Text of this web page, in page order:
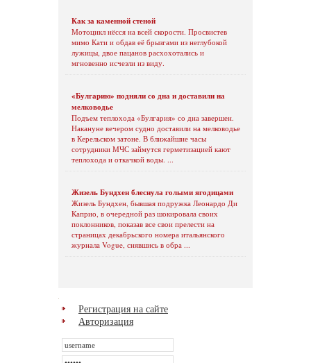
Как за каменной стеной
Мотоцикл нёсся на всей скорости. Просвистев
мимо Кати и обдав её брызгами из неглубокой
лужицы, двое пацанов расхохотались и
мгновенно исчезли из виду.
«Булгарию» подняли со дна и доставили на
мелководье
Подъем теплохода «Булгария» со дна завершен.
Накануне вечером судно доставили на мелководье
в Керельском затоне. В ближайшие часы
сотрудники МЧС займутся герметизацией кают
теплохода и откачкой воды. ...
Жизель Бундхен блеснула голыми ягодицами
Жизель Бундхен, бывшая подружка Леонардо Ди
Каприо, в очередной раз шокировала своих
поклонников, показав все свои прелести на
страницах декабрьского номера итальянского
журнала Vogue, снявшись в обра ...
Регистрация на сайте
Авторизация